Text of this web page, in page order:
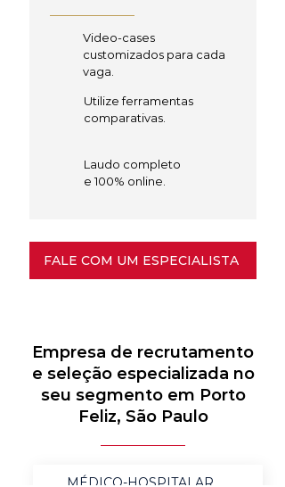
Video-cases
customizados para cada
vaga.
Utilize ferramentas
comparativas.
Laudo completo
e 100% online.
FALE COM UM ESPECIALISTA
Empresa de recrutamento
e seleção especializada no
seu segmento em Porto
Feliz, São Paulo
MÉDICO-HOSPITALAR